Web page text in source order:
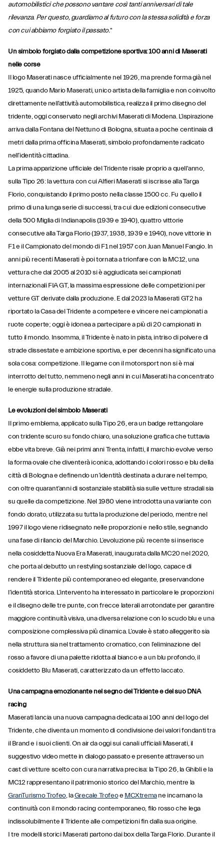
automobilistici che possono vantare così tanti anniversari di tale
rilevanza. Per questo, guardiamo al futuro con la stessa solidità e forza
con cui abbiamo forgiato il passato."
Un simbolo forgiato dalla competizione sportiva: 100 anni di Maserati
nelle corse
Il logo Maserati nasce ufficialmente nel 1926, ma prende forma già nel
1925, quando Mario Maserati, unico artista della famiglia e non coinvolto
direttamente nell’attività automobilistica, realizza il primo disegno del
tridente, oggi conservato negli archivi Maserati di Modena. L’ispirazione
arriva dalla Fontana del Nettuno di Bologna, situata a poche centinaia di
metri dalla prima officina Maserati, simbolo profondamente radicato
nell’identità cittadina.
La prima apparizione ufficiale del Tridente risale proprio a quell'anno,
sulla Tipo 26: la vettura con cui Alfieri Maserati si iscrisse alla Targa
Florio, conquistando il primo posto nella classe 1500 cc. Fu quello il
primo di una lunga serie di successi, tra cui due edizioni consecutive
della 500 Miglia di Indianapolis (1939 e 1940), quattro vittorie
consecutive alla Targa Florio (1937, 1938, 1939 e 1940), nove vittorie in
F1 e il Campionato del mondo di F1 nel 1957 con Juan Manuel Fangio. In
anni più recenti Maserati è poi tornata a trionfare con la MC12, una
vettura che dal 2005 al 2010 si è aggiudicata sei campionati
internazionali FIA GT, la massima espressione delle competizioni per
vetture GT derivate dalla produzione. E dal 2023 la Maserati GT2 ha
riportato la Casa del Tridente a competere e vincere nei campionati a
ruote coperte; oggi è idonea a partecipare a più di 20 campionati in
tutto il mondo. Insomma, il Tridente è nato in pista, intriso di polvere di
strade dissestate e ambizione sportiva, e per decenni ha significato una
sola cosa: competizione. Il legame con il motorsport non si è mai
interrotto del tutto, nemmeno negli anni in cui Maserati ha concentrato
le energie sulla produzione stradale.
Le evoluzioni del simbolo Maserati
Il primo emblema, applicato sulla Tipo 26, era un badge rettangolare
con tridente scuro su fondo chiaro, una soluzione grafica che tuttavia
ebbe vita breve. Già nei primi anni Trenta, infatti, il marchio evolve verso
la forma ovale che diventerà iconica, adottando i colori rosso e blu della
città di Bologna e definendo un’identità destinata a durare nel tempo,
con oltre quarant’anni di sostanziale stabilità sia sulle vetture stradali sia
su quelle da competizione. Nel 1980 viene introdotta una variante con
fondo dorato, utilizzata su tutta la produzione del periodo, mentre nel
1997 il logo viene ridisegnato nelle proporzioni e nello stile, segnando
una fase di rilancio del Marchio. L’evoluzione più recente si inserisce
nella cosiddetta Nuova Era Maserati, inaugurata dalla MC20 nel 2020,
che porta al debutto un restyling sostanziale del logo, capace di
rendere il Tridente più contemporaneo ed elegante, preservandone
l’identità storica. L’intervento ha interessato in particolare le proporzioni
e il disegno delle tre punte, con frecce laterali arrotondate per garantire
maggiore continuità visiva, una diversa relazione con lo scudo blu e una
composizione complessiva più dinamica. L’ovale è stato alleggerito sia
nella struttura sia nel trattamento cromatico, con l’eliminazione del
rosso a favore di una palette ridotta al bianco e a un blu profondo, il
cosiddetto Blu Maserati, caratterizzato da un effetto laccato.
Una campagna emozionante nel segno del Tridente e del suo DNA
racing
Maserati lancia una nuova campagna dedicata ai 100 anni del logo del
Tridente, che diventa un momento di condivisione dei valori fondanti tra
il Brand e i suoi clienti. On air da oggi sui canali ufficiali Maserati, il
suggestivo video mette in dialogo passato e presente attraverso un
cast di vetture scelto con cura narrativa precisa: la Tipo 26, la Ghibli e la
MC12 rappresentano il patrimonio storico del Marchio, mentre la
GranTurismo Trofeo, laGrecale Trofeoe MCXtremane incarnano la
continuità con il mondo racing contemporaneo, filo rosso che lega
indissolubilmente il Tridente alle competizioni fin dalla sua origine.
I tre modelli storici Maserati partono dai box della Targa Florio. Durante il